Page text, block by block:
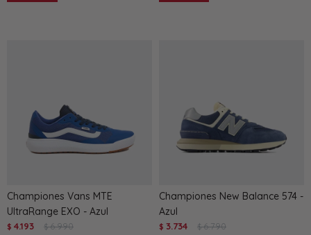
Championes Vans MTE
UltraRange EXO - Azul
$ 4.193 $ 6.990
Championes New Balance 574 -
Azul
$ 3.734 $ 6.790